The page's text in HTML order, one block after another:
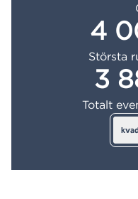
4
Största
3
Totalt